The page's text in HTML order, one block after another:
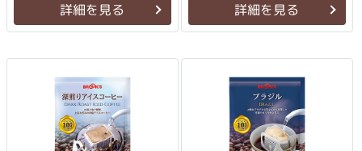
詳細を見る 詳細を見る